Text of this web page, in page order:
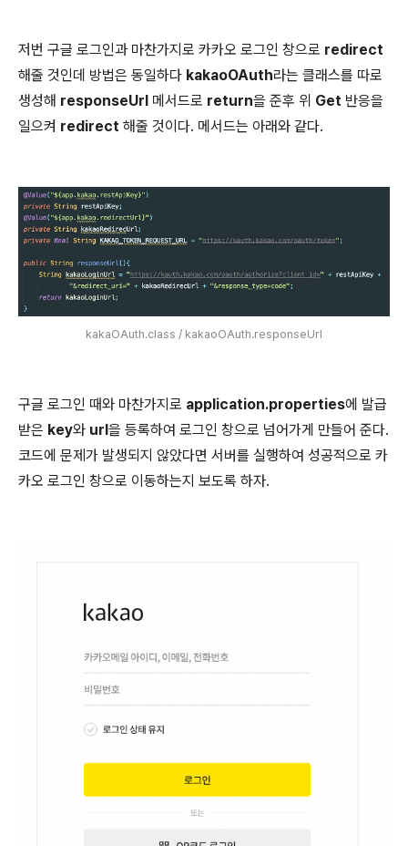
저번 구글 로그인과 마찬가지로 카카오 로그인 창으로 redirect
해줄 것인데 방법은 동일하다 kakaoOAuth라는 클래스를 따로
생성해 responseUrl 메서드로 return을 준후 위 Get 반응을
일으켜 redirect 해줄 것이다. 메서드는 아래와 같다.
kakaOAuth.class / kakaoOAuth.responseUrl
구글 로그인 때와 마찬가지로 application.properties에 발급
받은 key와 url을 등록하여 로그인 창으로 넘어가게 만들어 준다.
코드에 문제가 발생되지 않았다면 서버를 실행하여 성공적으로 카
카오 로그인 창으로 이동하는지 보도록 하자.